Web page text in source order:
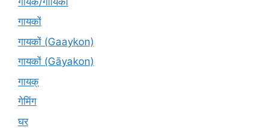
गायकों
गायकों (Gaaykon)
गायकों (Gāyakon)
गायक्
गेमिंग
घर